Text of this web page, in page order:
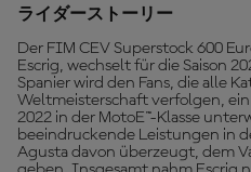
ライダーストーリー
Der FIM CEV Superstock 600
Escrig, wechselt für die Saison
Spanier wird den Fans, die alle
Weltmeisterschaft verfolgen,
2022 in der MotoE™-Klasse
beeindruckende Leistungen in
Agusta davon überzeugt, dem